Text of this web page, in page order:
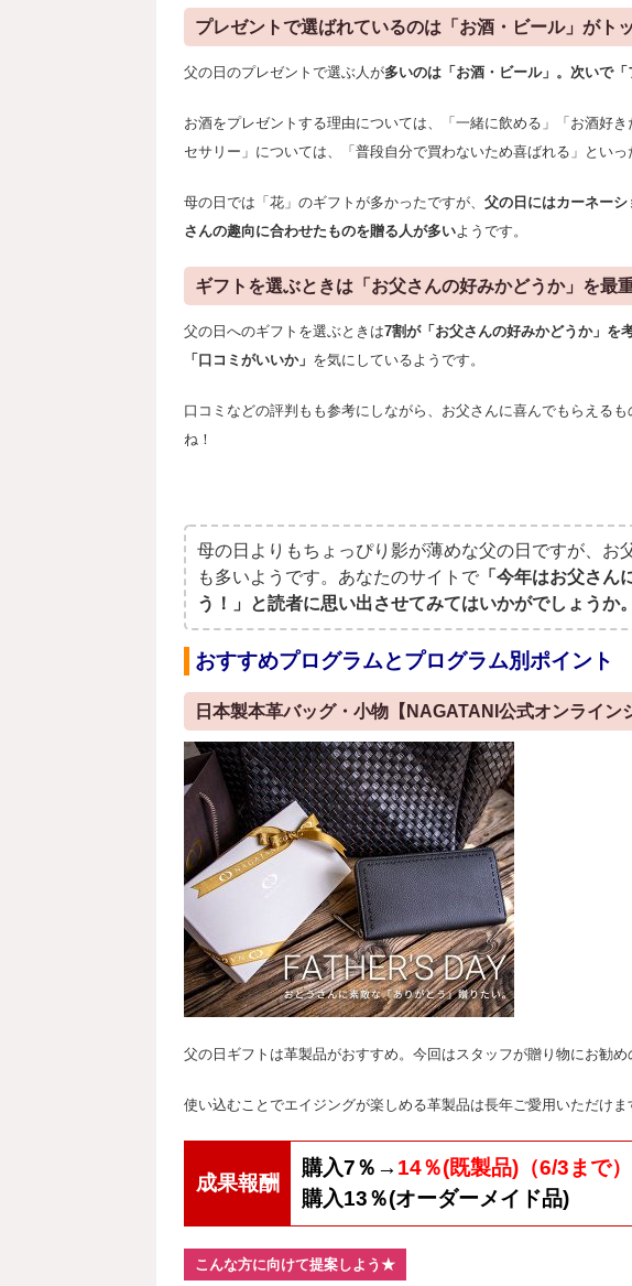
プレゼントで選ばれているのは「お酒・ビール」がト
父の日のプレゼントで選ぶ人が多いのは「お酒・ビール」。次いで「
お酒をプレゼントする理由については、「一緒に飲める」「お酒好
セサリー」については、「普段自分で買わないため喜ばれる」といっ
母の日では「花」のギフトが多かったですが、 父の日にはカーネー
さんの趣向に合わせたものを贈る人が多いようです。
ギフトを選ぶときは「お父さんの好みかどうか」を最
父の日へのギフトを選ぶときは7割が「お父さんの好みかどうか」を
「口コミがいいか」 を気にしているようです。
口コミなどの評判もも参考にしながら、お父さんに喜んでもらえる
ね！
母の日よりもちょっぴり影が薄めな父の日ですが、お
も多いようです。あなたのサイトで 「今年はお父さん
う！」と読者に思い出させてみてはいかがでしょうか。
おすすめプログラムとプログラム別ポイント
日本製本革バッグ・小物【NAGATANI公式オンライン
父の日ギフトは革製品がおすすめ。今回はスタッフが贈り物にお勧め
使い込むことでエイジングが楽しめる革製品は長年ご愛用いただけま
成果報酬
購入7％→ 14％(既製品)（6/3まで）
購入13％(オーダーメイド品)
こんな方に向けて提案しよう★